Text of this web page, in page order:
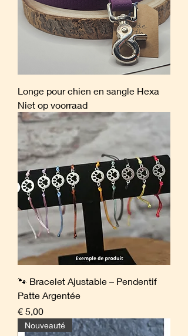
Longe pour chien en sangle Hexa
Niet op voorraad
🐾 Bracelet Ajustable – Pendentif
Patte Argentée
Prijs
€ 5,00
Nouveauté